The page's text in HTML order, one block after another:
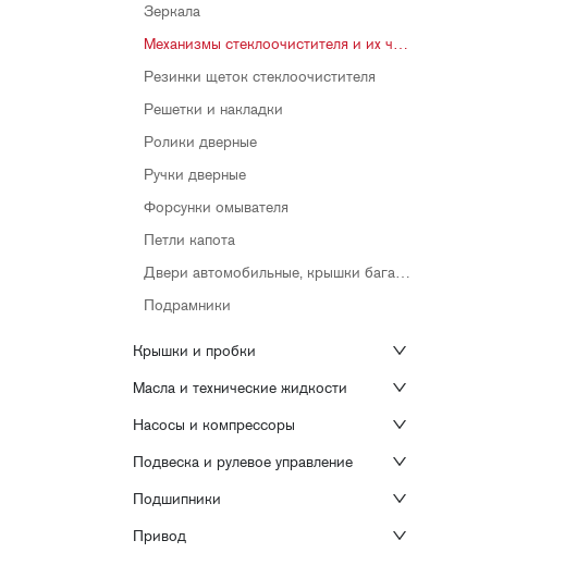
Зеркала
Механизмы стеклоочистителя и их части
Резинки щеток стеклоочистителя
Решетки и накладки
Ролики дверные
Ручки дверные
Форсунки омывателя
Петли капота
Двери автомобильные, крышки багажника
Подрамники
Крышки и пробки
Масла и технические жидкости
Насосы и компрессоры
Подвеска и рулевое управление
Подшипники
Привод